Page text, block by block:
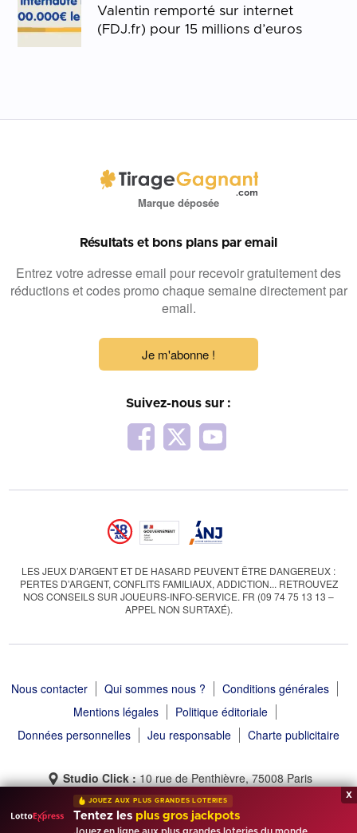
Valentin remporté sur internet
(FDJ.fr) pour 15 millions d’euros
Marque déposée
Résultats et bons plans par email
Entrez votre adresse email pour recevoir gratuitement des
réductions et codes promo chaque semaine directement par
email.
Je m'abonne !
Suivez-nous sur :
LES JEUX D’ARGENT ET DE HASARD PEUVENT ÊTRE DANGEREUX :
PERTES D’ARGENT, CONFLITS FAMILIAUX, ADDICTION... RETROUVEZ
NOS CONSEILS SUR JOUEURS-INFO-SERVICE. FR (09 74 75 13 13 –
APPEL NON SURTAXÉ).
Nous contacter Qui sommes nous ?
Conditions générales
Mentions légales
Politique éditoriale
Données personnelles
Jeu responsable Charte publicitaire
Studio Click :10 rue de Penthièvre, 75008 Paris
x
JOUEZ AUX PLUS GRANDES LOTERIES
Tentez les plus gros jackpots